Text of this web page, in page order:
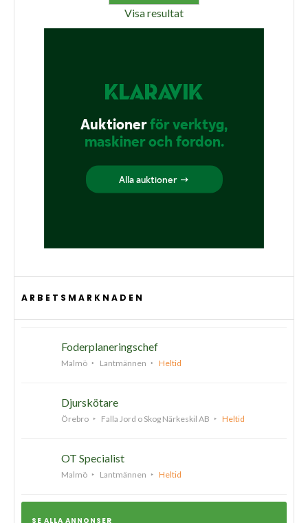
Visa resultat
ARBETSMARKNADEN
Foderplaneringschef
Malmö Lantmännen Heltid
Djurskötare
Örebro Falla Jord o Skog Närkeskil AB Heltid
OT Specialist
Malmö Lantmännen Heltid
SE ALLA ANNONSER